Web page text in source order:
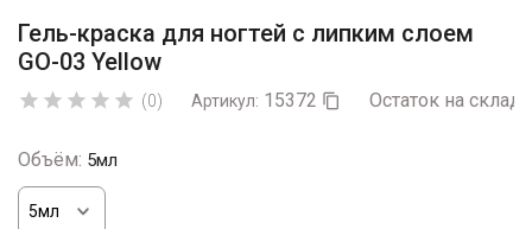
Гель-краска для ногтей с липким слоем
GO-03 Yellow
     (0) Артикул: 15372  Остаток на
Объём: 5мл